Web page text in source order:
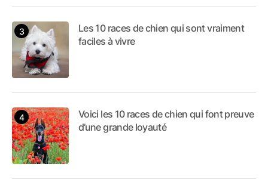
Les 10 races de chien qui sont vraiment
faciles à vivre
Voici les 10 races de chien qui font preuve
d’une grande loyauté